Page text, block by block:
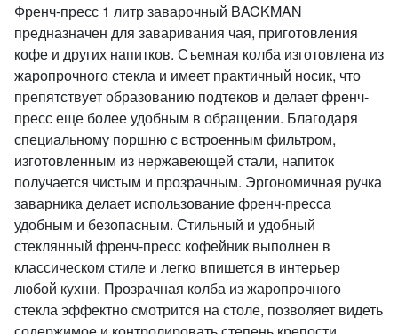
Френч-пресс 1 литр заварочный BACKMAN
предназначен для заваривания чая, приготовления
кофе и других напитков. Съемная колба изготовлена из
жаропрочного стекла и имеет практичный носик, что
препятствует образованию подтеков и делает френч-
пресс еще более удобным в обращении. Благодаря
специальному поршню с встроенным фильтром,
изготовленным из нержавеющей стали, напиток
получается чистым и прозрачным. Эргономичная ручка
заварника делает использование френч-пресса
удобным и безопасным. Стильный и удобный
стеклянный френч-пресс кофейник выполнен в
классическом стиле и легко впишется в интерьер
любой кухни. Прозрачная колба из жаропрочного
стекла эффектно смотрится на столе, позволяет видеть